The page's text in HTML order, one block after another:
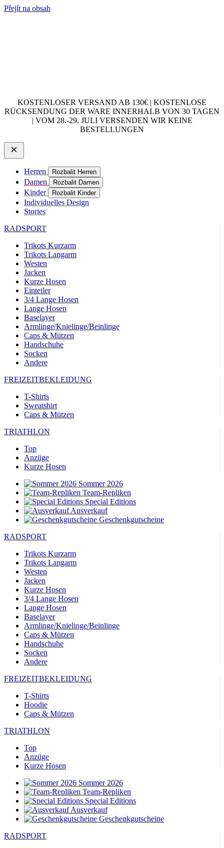
Přejít na obsah
KOSTENLOSER VERSAND AB 130€ | KOSTENLOSE
RÜCKSENDUNG DER WARE INNERHALB VON 30 TAGEN
| VOM 28.-29. JULI VERSENDEN WIR KEINE
BESTELLUNGEN
Herren Rozbalit Herren
Damen Rozbalit Damen
Kinder Rozbalit Kinder
Individuelles Design
Stories
RADSPORT
Trikots Kurzarm
Trikots Langarm
Westen
Jacken
Kurze Hosen
Einteiler
3/4 Lange Hosen
Lange Hosen
Baselayer
Armlinge/Knielinge/Beinlinge
Caps & Mützen
Handschuhe
Socken
Andere
FREIZEITBEKLEIDUNG
T-Shirts
Sweatshirt
Caps & Mützen
TRIATHLON
Top
Anzüge
Kurze Hosen
Sommer 2026
Team-Repliken
Special Editions
Ausverkauf
Geschenkgutscheine
RADSPORT
Trikots Kurzarm
Trikots Langarm
Westen
Jacken
Kurze Hosen
3/4 Lange Hosen
Lange Hosen
Baselayer
Armlinge/Knielinge/Beinlinge
Caps & Mützen
Handschuhe
Socken
Andere
FREIZEITBEKLEIDUNG
T-Shirts
Hoodie
Caps & Mützen
TRIATHLON
Top
Anzüge
Kurze Hosen
Sommer 2026
Team-Repliken
Special Editions
Ausverkauf
Geschenkgutscheine
RADSPORT